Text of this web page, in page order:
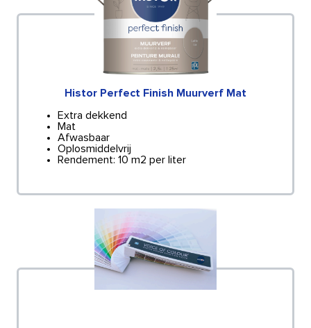
Histor Perfect Finish Muurverf Mat
Extra dekkend
Mat
Afwasbaar
Oplosmiddelvrij
Rendement: 10 m2 per liter